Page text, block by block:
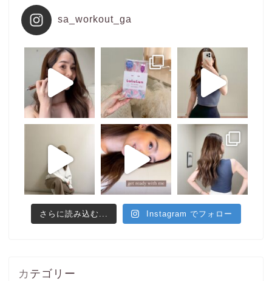
sa_workout_ga
さらに読み込む... Instagram でフォロー
カテゴリー